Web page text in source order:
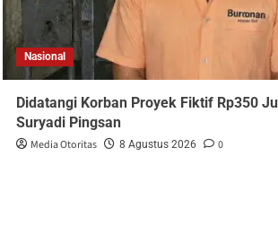
Nasional
Didatangi Korban Proyek Fiktif Rp350
Suryadi Pingsan
Media Otoritas 8 Agustus 2026 0